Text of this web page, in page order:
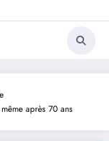
après 70 ans